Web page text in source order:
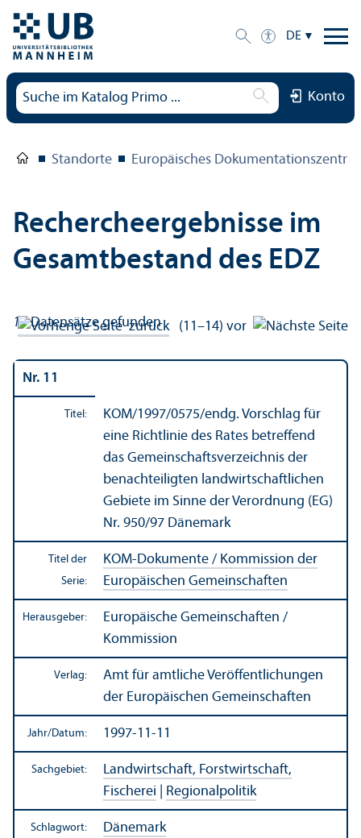
DE
Konto
Standorte Europäisches
Rechercheergebnisse im
Gesamtbestand des EDZ
14Datensätze gefunden
zurück(11–14) vor
Nr. 11
Titel: KOM/1997/0575/endg. Vorschlag für
eine Richtlinie des Rates betreffend
das Gemeinschafts­verzeichnis der
benachteiligten landwirtschaft­lichen
Gebiete im Sinne der Verordnung (EG)
Nr. 950/97 Dänemark
Titel der
Serie:
KOM-Dokumente / Kommission der
Europäischen Gemeinschaften
Herausgeber:
Europäische Gemeinschaften /
Kommission
Verlag:
Amt für amtliche Veröffentlichungen
der Europäischen Gemeinschaften
Jahr/Datum: 1997-11-11
Sachgebiet:
Landwirtschaft, Forstwirtschaft,
Fischerei
Regionalpolitik
Schlagwort: Dänemark